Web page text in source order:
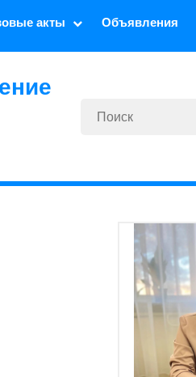
акты Объявления